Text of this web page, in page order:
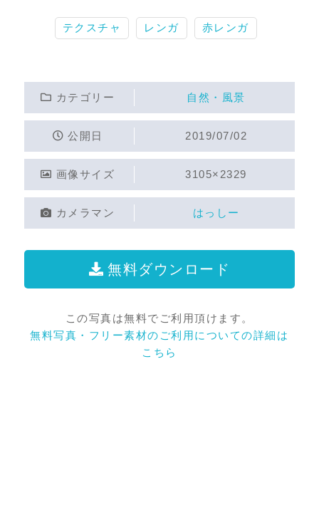
テクスチャ レンガ 赤レンガ
カテゴリー 自然・風景
公開日 2019/07/02
画像サイズ 3105×2329
カメラマン はっしー
無料ダウンロード
この写真は無料でご利用頂けます。
無料写真・フリー素材のご利用についての詳細は
こちら